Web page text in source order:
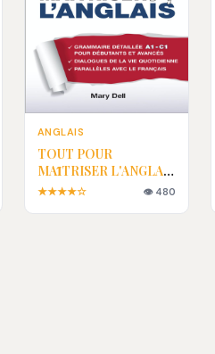
ANGLAIS
TOUT POUR
MAȊTRISER L'ANGLAIS
EN PDF
★★★★☆ 👁 480